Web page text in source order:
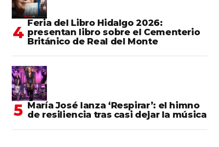
Feria del Libro Hidalgo 2026:
presentan libro sobre el Cementerio
Británico de Real del Monte
María José lanza ‘Respirar’: el himno
de resiliencia tras casi dejar la música